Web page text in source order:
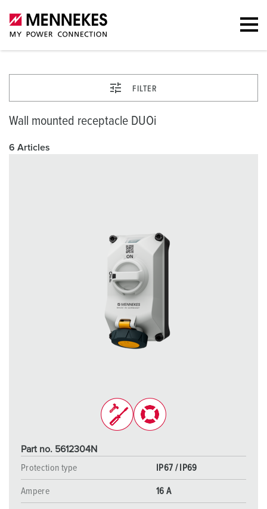
FILTER
Wall mounted receptacle DUOi
6 Articles
Part no. 5612304N
Protection type
IP67 / IP69
Ampere 16 A